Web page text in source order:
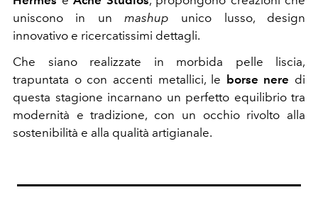
uniscono in un mashup unico lusso, design
innovativo e ricercatissimi dettagli.
Che siano realizzate in morbida pelle liscia,
trapuntata o con accenti metallici, le borse nere di
questa stagione incarnano un perfetto equilibrio tra
modernità e tradizione, con un occhio rivolto alla
sostenibilità e alla qualità artigianale.